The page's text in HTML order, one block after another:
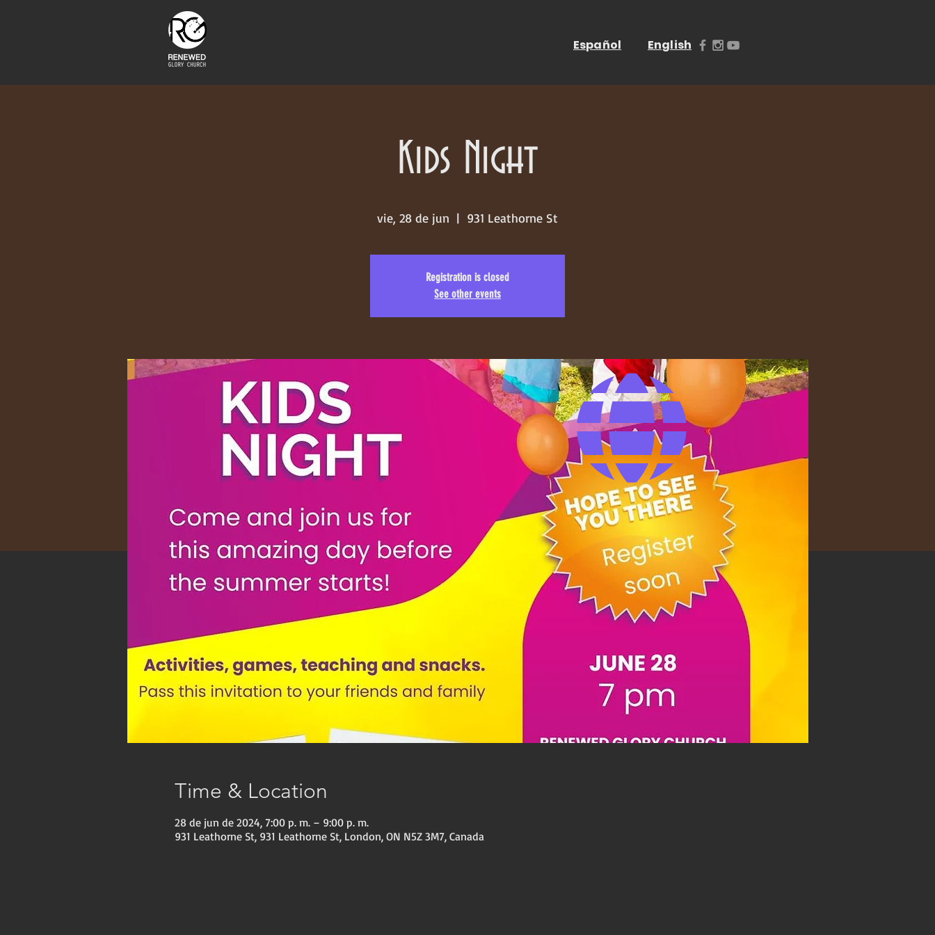
Español English
Kids Night
vie, 28 de jun
  |
931 Leathorne St
Registration is closed
See other events
Time & Location
28 de jun de 2024, 7:00 p. m. – 9:00 p. m.
931 Leathorne St, 931 Leathorne St, London, ON N5Z 3M7, Canada